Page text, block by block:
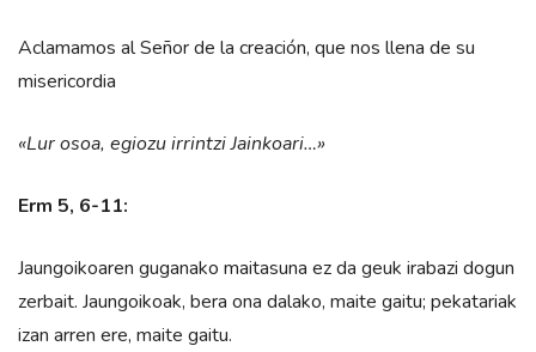
Aclamamos al Señor de la creación, que nos llena de su
misericordia
«Lur osoa, egiozu irrintzi Jainkoari…»
Erm 5, 6-11:
Jaungoikoaren guganako maitasuna ez da geuk irabazi dogun
zerbait. Jaungoikoak, bera ona dalako, maite gaitu; pekatariak
izan arren ere, maite gaitu.